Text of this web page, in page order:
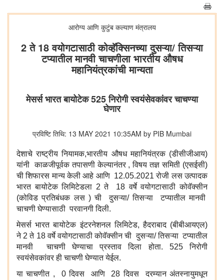
आरोग्य आणि कुटुंब कल्याण मंत्रालय
2 ते 18 वयोगटासाठी कोव्हॅक्सिनच्या दुसऱ्या/ तिसऱ्या
टप्यातील मानवी चाचणीला भारतीय औषध
महानियंत्रकांची मान्यता
मेसर्स भारत बायोटेक 525 निरोगी स्वयंसेवकांवर चाचण्या
घेणार
प्रविष्टि तिथि: 13 MAY 2021 10:35AM by PIB Mumbai
देशाचे राष्ट्रीय नियामक,भारतीय औषध महानियंत्रक (डीसीजीआय)
यांनी काळजीपूर्वक तपासणी केल्यानंतर , विषय तज्ञ समिती (एसईसी)
ची शिफारस मान्य केली आहे आणि 12.05.2021 रोजी लस उत्पादक
भारत बायोटेक लिमिटेडला 2 ते 18 वर्षे वयोगटासाठी कोवॅक्सीन
(कोविड प्रतिबंधक लस ) ची दुसऱ्या/ तिसऱ्या टप्यातील मानवी
चाचणी घेण्यासाठी परवानगी दिली.
मेसर्स भारत बायोटेक इंटरनेशनल लिमिटेड, हैदराबाद (बीबीआयएल)
ने 2 ते 18 वर्षे वयोगटासाठी कोवॅक्सीन ची दुसऱ्या/ तिसऱ्या टप्यातील
मानवी चाचणी घेण्याचा प्रस्ताव दिला होता. 525 निरोगी
स्वयंसेवकांवर ही चाचणी घेण्यात येईल.
या चाचणीत , 0 दिवस आणि 28 दिवस दरम्यान अंतस्नायुमधून